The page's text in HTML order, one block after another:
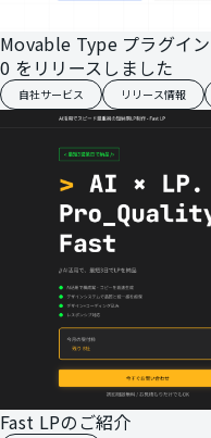
Movable Type プラグイ
0 をリリースしました
自社サービス リリース情報
Fast LPのご紹介